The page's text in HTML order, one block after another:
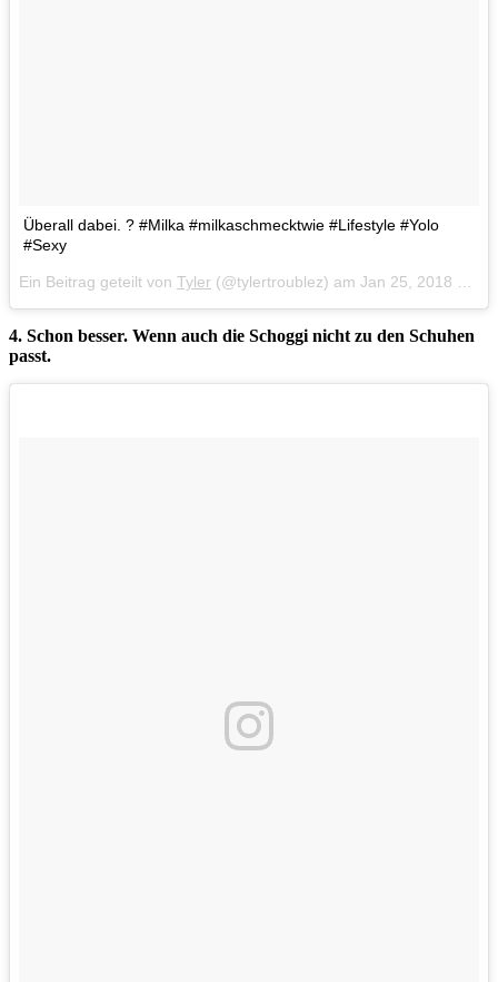
Überall dabei. ? #Milka #milkaschmecktwie #Lifestyle #Yolo
#Sexy
Ein Beitrag geteilt von Tyler (@tylertroublez) am Jan 25, 2018 um 10:42 PST
4. Schon besser. Wenn auch die Schoggi nicht zu den Schuhen
passt.